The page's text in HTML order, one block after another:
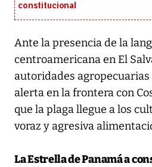
constitucional
Ante la presencia de la
centroamericana en El
autoridades
alerta en la frontera con
que la plaga llegue a los
voraz y agresiva
La Estrella de Panamáa